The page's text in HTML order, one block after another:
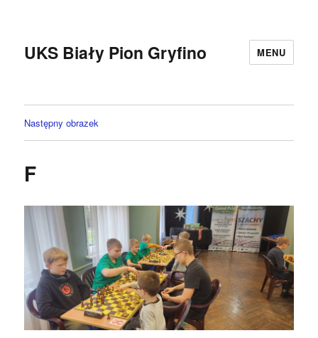
UKS Biały Pion Gryfino MENU
Następny obrazek
F